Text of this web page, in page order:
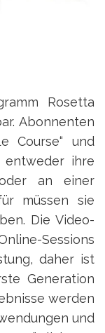
Rosetta
Abonnenten
Course“ und
entweder ihre
an einer
müssen sie
Die Video-
Sessions
daher ist
Generation
werden
und